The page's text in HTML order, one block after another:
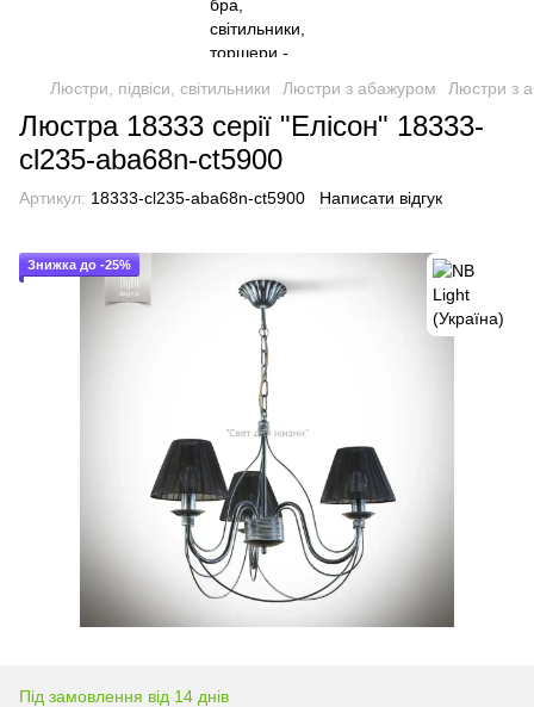
Люстри, підвіси, світильники Люстри з абажуром Люстри з
Люстра 18333 серії "Елісон" 18333-
cl235-aba68n-ct5900
Артикул: 18333-cl235-aba68n-ct5900 Написати відгук
Знижка до -25%
Під замовлення від 14 днів